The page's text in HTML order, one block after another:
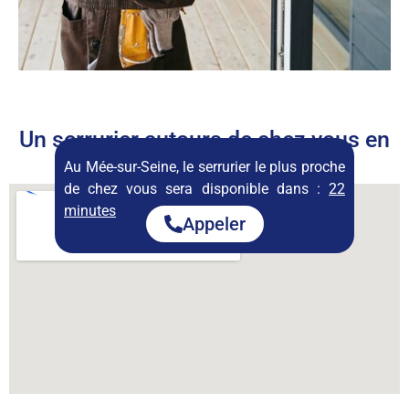
Un serrurier autours de chez vous en
permanence
Au Mée-sur-Seine, le serrurier le plus proche
de chez vous sera disponible dans : 22
minutes
Appeler